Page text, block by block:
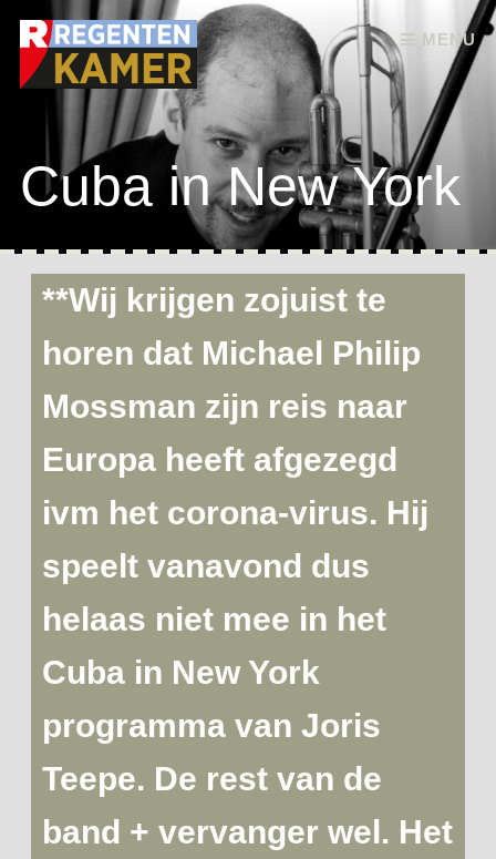
MENU
Skip to content
Cuba in New York
**Wij krijgen zojuist te
horen dat Michael Philip
Mossman zijn reis naar
Europa heeft afgezegd
ivm het corona-virus. Hij
speelt vanavond dus
helaas niet mee in het
Cuba in New York
programma van Joris
Teepe. De rest van de
band + vervanger wel. Het